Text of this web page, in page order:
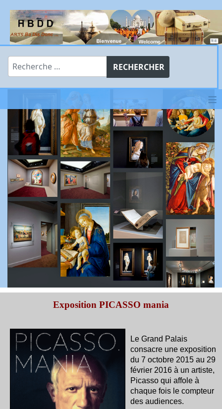
Rechercher
RECHERCHER
≡
Exposition PICASSO mania
Le Grand Palais
consacre une exposition
du 7 octobre 2015 au 29
février 2016 à un artiste,
Picasso qui affole à
chaque fois le compteur
des audiences.